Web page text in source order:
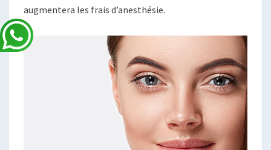
augmentera les frais d’anesthésie.